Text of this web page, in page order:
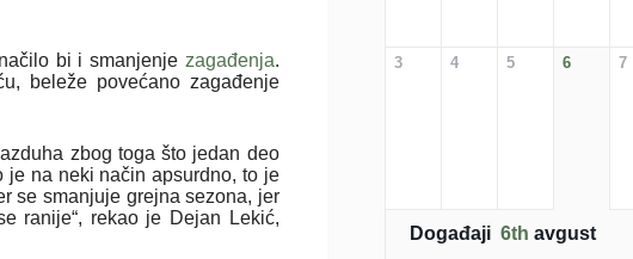
bi i smanjenje zagađenja.
beleže povećano zagađenje
zbog toga što jedan deo
je na neki način apsurdno, to je
se smanjuje grejna sezona, jer
ranije“, rekao je Dejan Lekić,
3 4 5 6 7
Događaji 6th avgust